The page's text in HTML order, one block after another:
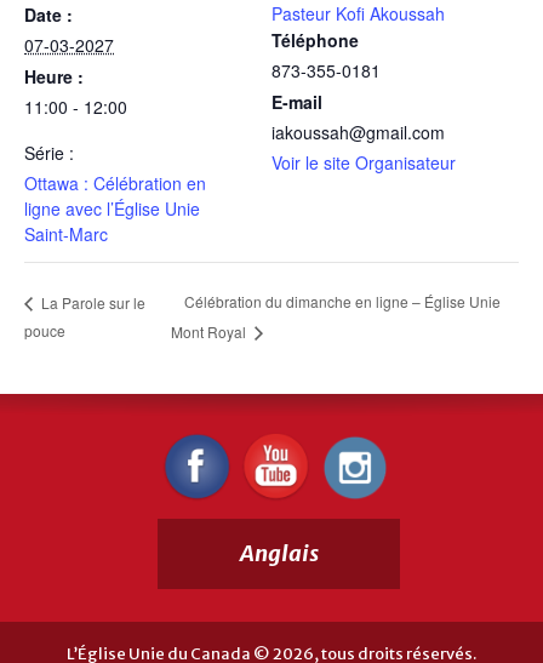
Date :
07-03-2027
Heure :
11:00 - 12:00
Série :
Ottawa : Célébration en
ligne avec l’Église Unie
Saint-Marc
Pasteur Kofi Akoussah
Téléphone
873-355-0181
E-mail
iakoussah@gmail.com
Voir le site Organisateur
La Parole sur le
pouce
Célébration du dimanche en ligne – Église Unie
Mont Royal
Anglais
L’Église Unie du Canada © 2026, tous droits réservés.